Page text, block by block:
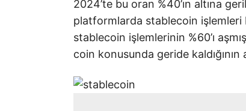
2024’te bu oran %40’ın altına
platformlarda stablecoin işlemleri
stablecoin işlemlerinin %60’ı
coin konusunda geride